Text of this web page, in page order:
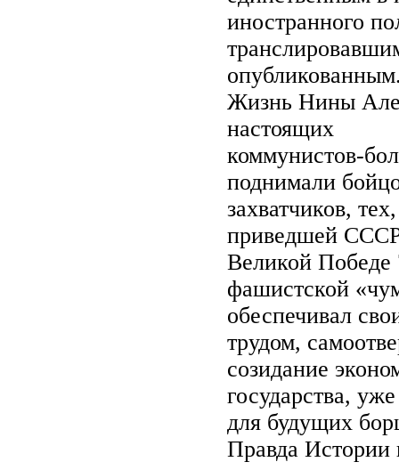
иностранного
Жизнь Нины
настоящих
коммунистов-
поднимали
захватчиков,
приведшей
Великой Победе
фашистской
обеспечивал
трудом,
созидание
государства,
для будущих
Правда Истории